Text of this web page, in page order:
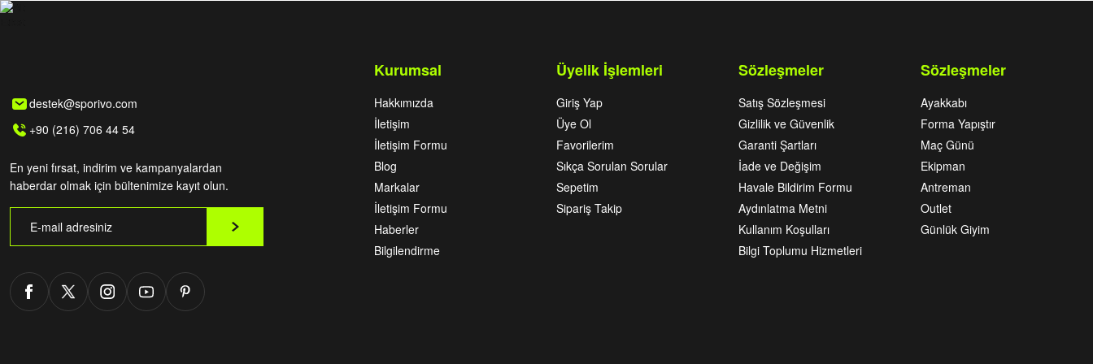
destek@sporivo.com
+90 (216) 706 44 54
En yeni fırsat, indirim ve kampanyalardan
haberdar olmak için bültenimize kayıt olun.
Kurumsal
Hakkımızda
İletişim
İletişim Formu
Blog
Markalar
İletişim Formu
Haberler
Bilgilendirme
Üyelik İşlemleri
Giriş Yap
Üye Ol
Favorilerim
Sıkça Sorulan Sorular
Sepetim
Sipariş Takip
Sözleşmeler
Satış Sözleşmesi
Gizlilik ve Güvenlik
Garanti Şartları
İade ve Değişim
Havale Bildirim Formu
Aydınlatma Metni
Kullanım Koşulları
Bilgi Toplumu Hizmetleri
Sözleşmeler
Ayakkabı
Forma Yapıştır
Maç Günü
Ekipman
Antreman
Outlet
Günlük Giyim